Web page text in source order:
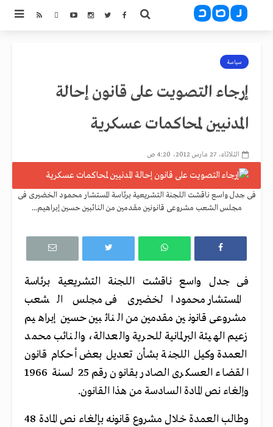
سياسة
إرجاء التصويت على قانون إحالة
المدنيين لمحاكمات عسكرية
الثلاثاء، 27 مارس 2012، 4:20 ص
فى جدل واسع ناقشت اللجنة التشريعية برئاسة المستشار محمود الخضيرى فى
مجلس الشعب مشروعى قانونين مقدمين من النائبين حسين إبراهيم...
فى جدل واسع ناقشت اللجنة التشريعية برئاسة
المستشار محمود الخضيرى فى مجلس الشعب
مشروعى قانونين مقدمين من النائبين حسين إبراهيم
زعيم الهيئة البرلمانية للحرية والعدالة، والنائب محمد
العمدة وكيل اللجنة بشأن تعديل بعض أحكام قانون
القضاء العسكرى الصادر بقانون رقم 25 لسنة 1966
وإلغاء نص المادة السادسة من هذا القانون.
وطالب العمدة خلال مشروع قانونه بإلغاء نص المادة 48